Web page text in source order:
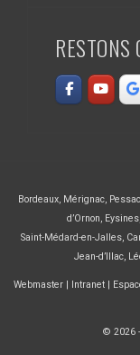
RESTONS
Bordeaux, Mérignac, Pessac
d’Ornon, Eysines
Saint-Médard-en-Jalles,
Jean-d’Illac,
Webmaster Intranet
© 2026